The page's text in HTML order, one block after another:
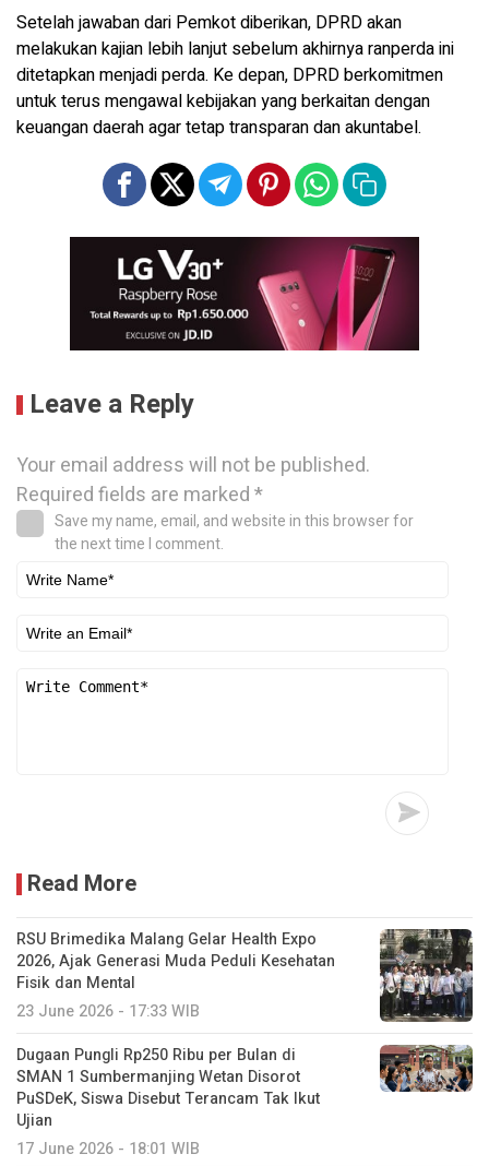
Setelah jawaban dari Pemkot diberikan, DPRD akan
melakukan kajian lebih lanjut sebelum akhirnya ranperda ini
ditetapkan menjadi perda. Ke depan, DPRD berkomitmen
untuk terus mengawal kebijakan yang berkaitan dengan
keuangan daerah agar tetap transparan dan akuntabel.
Leave a Reply
Your email address will not be published.
Required fields are marked*
Save my name, email, and website in this browser for
the next time I comment.
Read More
RSU Brimedika Malang Gelar Health Expo
2026, Ajak Generasi Muda Peduli Kesehatan
Fisik dan Mental
23 June 2026 - 17:33 WIB
Dugaan Pungli Rp250 Ribu per Bulan di
SMAN 1 Sumbermanjing Wetan Disorot
PuSDeK, Siswa Disebut Terancam Tak Ikut
Ujian
17 June 2026 - 18:01 WIB